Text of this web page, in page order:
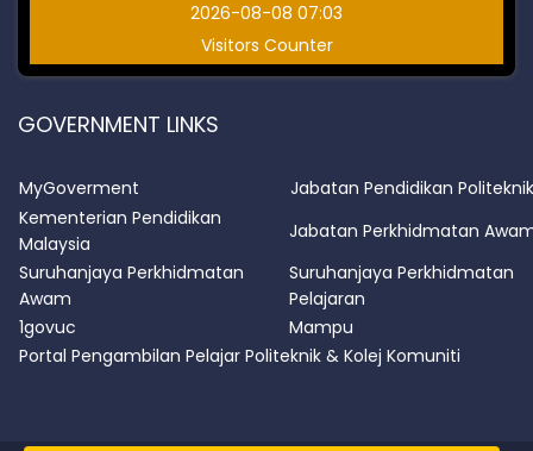
2026-08-08 07:03
Visitors Counter
GOVERNMENT LINKS
MyGoverment
Jabatan Pendidikan Politeknik
Kementerian Pendidikan
Malaysia
Jabatan Perkhidmatan
Suruhanjaya Perkhidmatan
Awam
Suruhanjaya Perkhidmatan
Pelajaran
1govuc
Mampu
Portal Pengambilan Pelajar Politeknik & Kolej Komuniti